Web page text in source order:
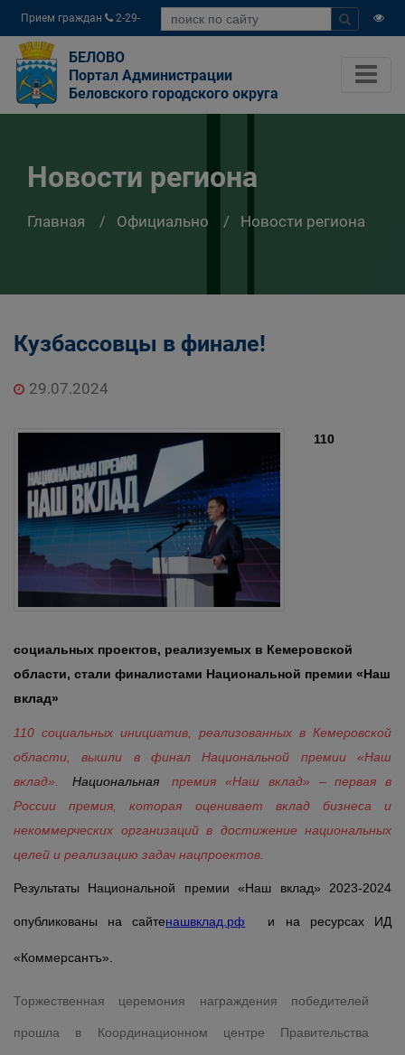
Прием граждан
2-29-
04
БЕЛОВО
Портал Администрации
Беловского городского округа
Новости региона
Главная Официально Новости региона
Кузбассовцы в финале!
29.07.2024
110
социальных проектов, реализуемых в Кемеровской
области, стали финалистами Национальной премии «Наш
вклад»
110 социальных инициатив, реализованных в Кемеровской
области, вышли в финал Национальной премии «Наш
вклад».
Национальная
премия «Наш вклад» – первая в
России премия, которая оценивает вклад бизнеса и
некоммерческих организаций в достижение национальных
целей и реализацию задач нацпроектов.
Результаты Национальной премии «Наш вклад» 2023-2024
опубликованы на сайтенашвклад.рф и на ресурсах ИД
«Коммерсантъ».
Торжественная церемония награждения победителей
прошла в Координационном центре Правительства